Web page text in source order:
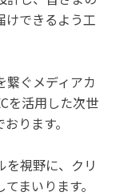
けできるよう工
繋ぐメディアカ
を活用した次世
ります。
を視野に、クリ
まいります。